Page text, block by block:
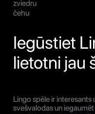
zviedru
čehu
Iegūstiet
lietotni jau
Lingo spēle ir
svešvalodas un